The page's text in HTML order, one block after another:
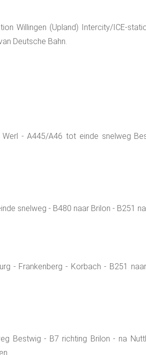
Willingen (Upland) Intercity/ICE-
Deutsche Bahn.
- A445/A46 tot einde snelweg
snelweg - B480 naar Brilon - B251
- Frankenberg - Korbach - B251
Bestwig - B7 richting Brilon - na